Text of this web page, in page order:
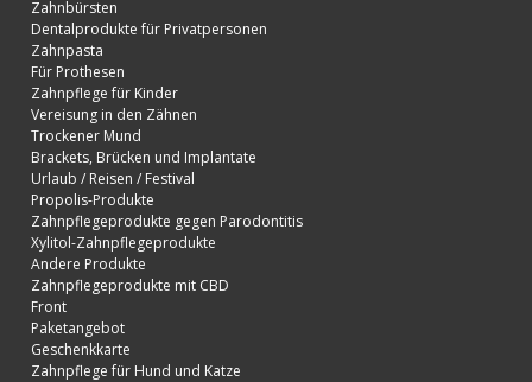
Zahnbürsten
Dentalprodukte für Privatpersonen
Zahnpasta
Für Prothesen
Zahnpflege für Kinder
Vereisung in den Zähnen
Trockener Mund
Brackets, Brücken und Implantate
Urlaub / Reisen / Festival
Propolis-Produkte
Zahnpflegeprodukte gegen Parodontitis
Xylitol-Zahnpflegeprodukte
Andere Produkte
Zahnpflegeprodukte mit CBD
Front
Paketangebot
Geschenkkarte
Zahnpflege für Hund und Katze